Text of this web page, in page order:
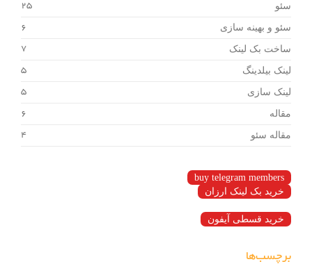
سئو 25
سئو و بهینه سازی 6
ساخت بک لینک 7
لینک بیلدینگ 5
لینک سازی 5
مقاله 6
مقاله سئو 4
buy telegram members
خرید بک لینک ارزان
خرید قسطی آیفون
برچسب‌ها